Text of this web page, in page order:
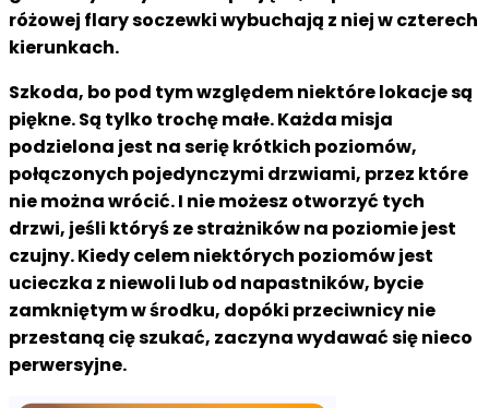
różowej flary soczewki wybuchają z niej w czterech
kierunkach.
Szkoda, bo pod tym względem niektóre lokacje są
piękne. Są tylko trochę małe. Każda misja
podzielona jest na serię krótkich poziomów,
połączonych pojedynczymi drzwiami, przez które
nie można wrócić. I nie możesz otworzyć tych
drzwi, jeśli któryś ze strażników na poziomie jest
czujny. Kiedy celem niektórych poziomów jest
ucieczka z niewoli lub od napastników, bycie
zamkniętym w środku, dopóki przeciwnicy nie
przestaną cię szukać, zaczyna wydawać się nieco
perwersyjne.